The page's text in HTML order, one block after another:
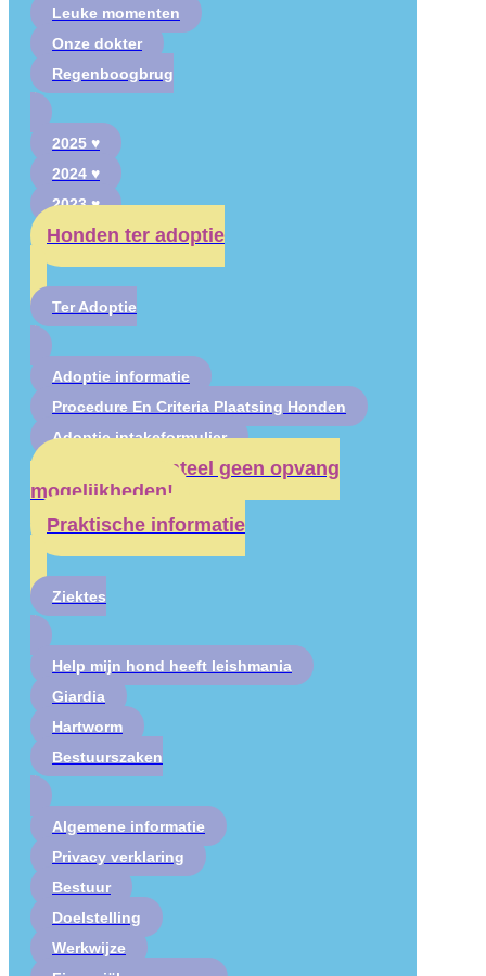
Leuke momenten
Onze dokter
Regenboogbrug
2025 ♥
2024 ♥
2023 ♥
Honden ter adoptie
Ter Adoptie
Adoptie informatie
Procedure En Criteria Plaatsing Honden
Adoptie intakeformulier
Er zijn momenteel geen opvang
mogelijkheden!
Praktische informatie
Ziektes
Help mijn hond heeft leishmania
Giardia
Hartworm
Bestuurszaken
Algemene informatie
Privacy verklaring
Bestuur
Doelstelling
Werkwijze